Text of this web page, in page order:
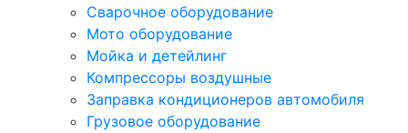
Сварочное оборудование
Мото оборудование
Мойка и детейлинг
Компрессоры воздушные
Заправка кондиционеров автомобиля
Грузовое оборудование